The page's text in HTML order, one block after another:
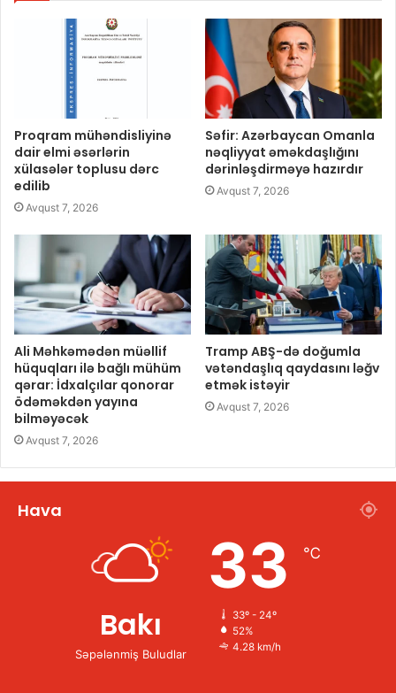
Proqram mühəndisliyinə
dair elmi əsərlərin
xülasələr toplusu dərc
edilib
Avqust 7, 2026
Səfir: Azərbaycan Omanla
nəqliyyat əməkdaşlığını
dərinləşdirməyə hazırdır
Avqust 7, 2026
Ali Məhkəmədən müəllif
hüquqları ilə bağlı mühüm
qərar: İdxalçılar qonorar
ödəməkdən yayına
bilməyəcək
Avqust 7, 2026
Tramp ABŞ-də doğumla
vətəndaşlıq qaydasını ləğv
etmək istəyir
Avqust 7, 2026
Hava
Bakı
Səpələnmiş Buludlar
33 ℃
33º - 24º
52%
4.28 km/h